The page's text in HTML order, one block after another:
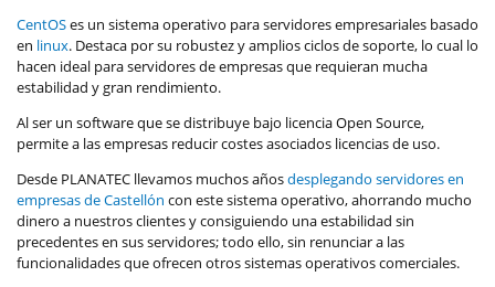
CentOSes un sistema operativo para servidores empresariales basado
en linux. Destaca por su robustez y amplios ciclos de soporte, lo cual lo
hacen ideal para servidores de empresas que requieran mucha
estabilidad y gran rendimiento.
Al ser un software que se distribuye bajo licencia Open Source,
permite a las empresas reducir costes asociados licencias de uso.
Desde PLANATEC llevamos muchos añosdesplegando servidores en
empresas de Castellón con este sistema operativo, ahorrando mucho
dinero a nuestros clientes y consiguiendo una estabilidad sin
precedentes en sus servidores; todo ello, sin renunciar a las
funcionalidades que ofrecen otros sistemas operativos comerciales.